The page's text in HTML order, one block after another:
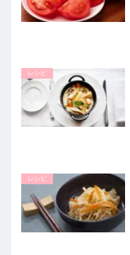
レシピ
レシピ